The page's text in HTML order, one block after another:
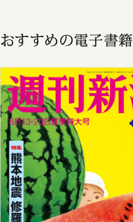
おすすめの電子書籍